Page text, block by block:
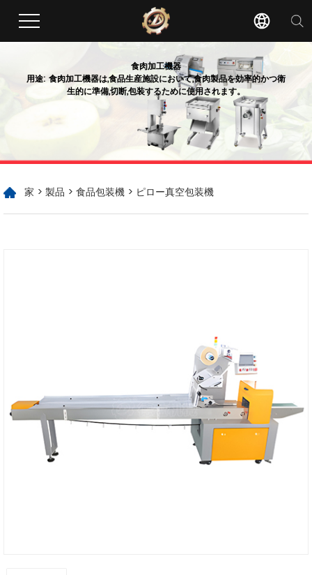
食肉加工機器
用途: 食肉加工機器は,食品生産施設において,食肉製品を効率的かつ衛
生的に準備,切断,包装するために使用されます。
家 > 製品 > 食品包装機 > ピロー真空包装機